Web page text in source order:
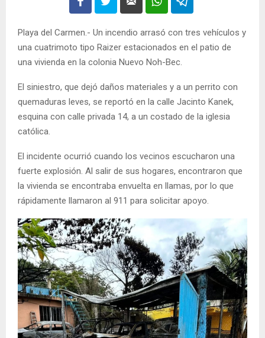
Playa del Carmen.- Un incendio arrasó con tres vehículos y
una cuatrimoto tipo Raizer estacionados en el patio de
una vivienda en la colonia Nuevo Noh-Bec.
El siniestro, que dejó daños materiales y a un perrito con
quemaduras leves, se reportó en la calle Jacinto Kanek,
esquina con calle privada 14, a un costado de la iglesia
católica.
El incidente ocurrió cuando los vecinos escucharon una
fuerte explosión. Al salir de sus hogares, encontraron que
la vivienda se encontraba envuelta en llamas, por lo que
rápidamente llamaron al 911 para solicitar apoyo.